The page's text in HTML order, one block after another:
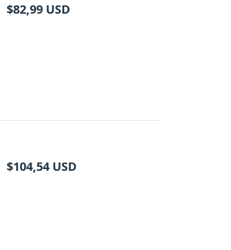
$82,99 USD
$104,54 USD